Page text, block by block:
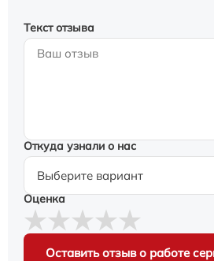
Текст отзыва
Откуда узнали о нас
Оценка
Оставить отзыв о работе